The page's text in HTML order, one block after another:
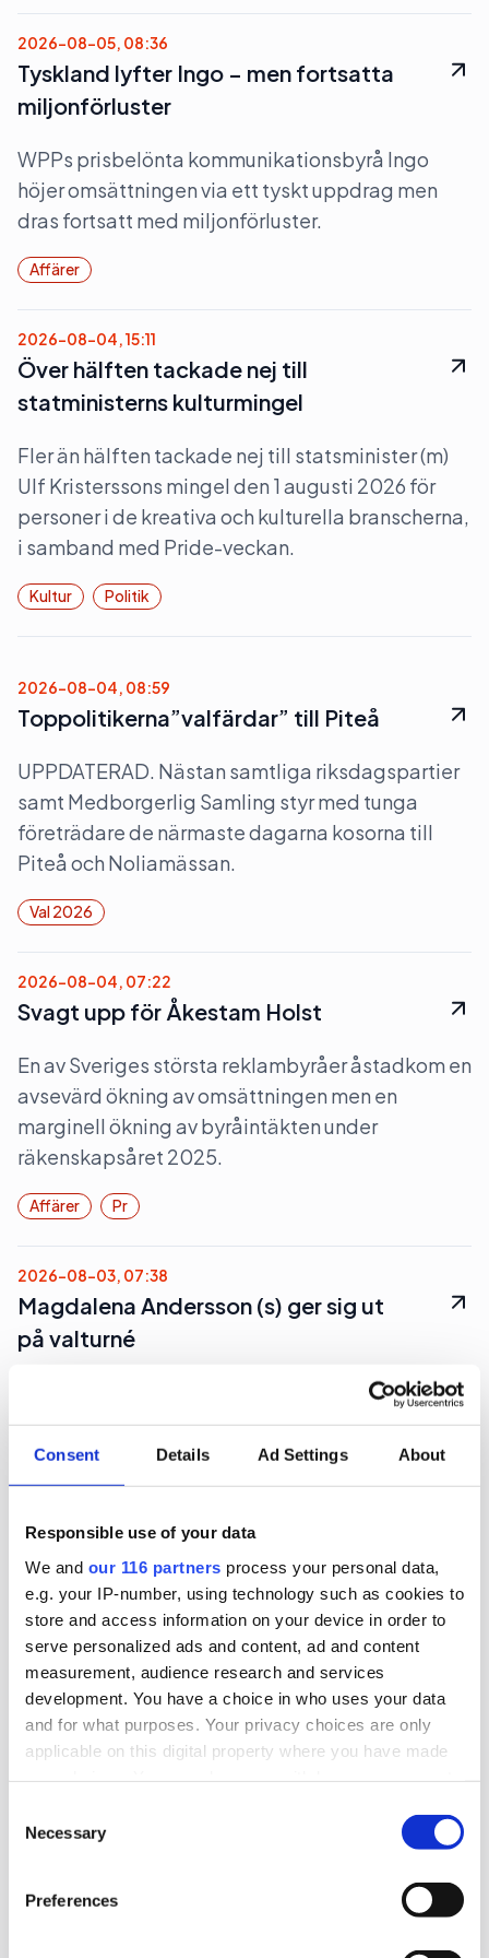
Consent Details Ad Settings About
Responsible use of your data
We and our 116 partners process your personal data,
e.g. your IP-number, using technology such as cookies to
store and access information on your device in order to
serve personalized ads and content, ad and content
measurement, audience research and services
development. You have a choice in who uses your data
and for what purposes. Your privacy choices are only
applicable on this digital property where you have made
the Privacy trigger icon.
Find out more about how your personal data is processed
and set your preferences in the
Selection
Necessary
Preferences
2026-08-05, 08:36
Tyskland lyfter Ingo – men fortsatta
miljonförluster
WPPs prisbelönta kommunikationsbyrå Ingo
höjer omsättningen via ett tyskt uppdrag men
dras fortsatt med miljonförluster.
Affärer
2026-08-04, 15:11
Över hälften tackade nej till
statministerns kulturmingel
Fler än hälften tackade nej till statsminister (m)
Ulf Kristerssons mingel den 1 augusti 2026 för
personer i de kreativa och kulturella branscherna,
i samband med Pride-veckan.
Kultur Politik
2026-08-04, 08:59
Toppolitikerna”valfärdar” till Piteå
UPPDATERAD. Nästan samtliga riksdagspartier
samt Medborgerlig Samling styr med tunga
företrädare de närmaste dagarna kosorna till
Piteå och Noliamässan.
Val 2026
2026-08-04, 07:22
Svagt upp för Åkestam Holst
En av Sveriges största reklambyråer åstadkom en
avsevärd ökning av omsättningen men en
marginell ökning av byråintäkten under
räkenskapsåret 2025.
Affärer Pr
2026-08-03, 07:38
Magdalena Andersson (s) ger sig ut
på valturné
I dag ger sig S-partiledaren Magdalena
Andersson och partiets ekonomisk politiska
talesperson Mikael Damberg ut på en tre dagar
lång valturné.
Val 2026
2026-08-03, 07:25
Burson upp 19 procent
Bursons pr-byrå i Sverige ökade både intäkten
och vinsten under 2025.
Affärer
700 miljoner för Rud Pedersen